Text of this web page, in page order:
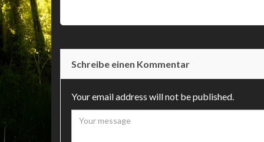
Schreibe einen Kommentar
Your email address will not be published.